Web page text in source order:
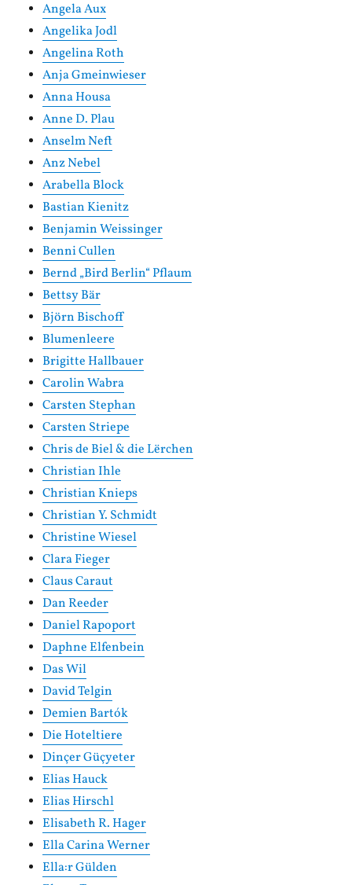
Angela Aux
Angelika Jodl
Angelina Roth
Anja Gmeinwieser
Anna Housa
Anne D. Plau
Anselm Neft
Anz Nebel
Arabella Block
Bastian Kienitz
Benjamin Weissinger
Benni Cullen
Bernd „Bird Berlin“ Pflaum
Bettsy Bär
Björn Bischoff
Blumenleere
Brigitte Hallbauer
Carolin Wabra
Carsten Stephan
Carsten Striepe
Chris de Biel & die Lërchen
Christian Ihle
Christian Knieps
Christian Y. Schmidt
Christine Wiesel
Clara Fieger
Claus Caraut
Dan Reeder
Daniel Rapoport
Daphne Elfenbein
Das Wil
David Telgin
Demien Bartók
Die Hoteltiere
Dinçer Güçyeter
Elias Hauck
Elias Hirschl
Elisabeth R. Hager
Ella Carina Werner
Ella:r Gülden